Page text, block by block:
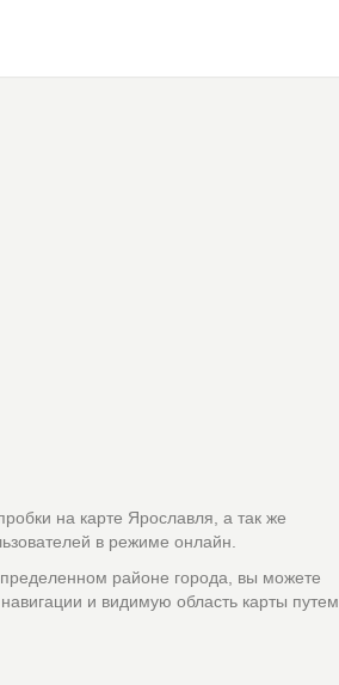
на карте Ярославля, а так же
в режиме онлайн.
районе города, вы можете
и видимую область карты путем